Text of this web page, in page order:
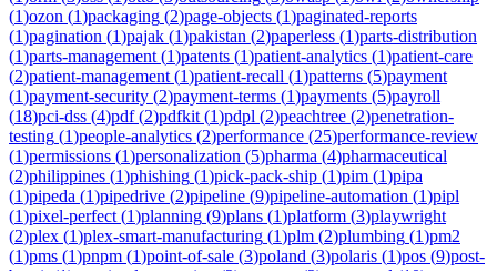
(1)ozon (1)packaging (2)page-objects (1)paginated-reports
(1)pagination (1)pajak (1)pakistan (2)paperless (1)parts-distribution
(1)parts-management (1)patents (1)patient-analytics (1)patient-care
(2)patient-management (1)patient-recall (1)patterns (5)payment
(1)payment-security (2)payment-terms (1)payments (5)payroll
(18)pci-dss (4)pdf(2)pdfkit (1)pdpl (2)peachtree (2)penetration-
testing (1)people-analytics (2)performance (25)performance-review
(1)permissions (1)personalization (5)pharma (4)pharmaceutical
(2)philippines (1)phishing (1)pick-pack-ship (1)pim (1)pipa
(1)pipeda (1)pipedrive (2)pipeline (9)pipeline-automation (1)pipl
(1)pixel-perfect (1)planning (9)plans (1)platform (3)playwright
(2)plex (1)plex-smart-manufacturing (1)plm (2)plumbing (1)pm2
(1)pms (1)pnpm (1)point-of-sale (3)poland (3)polaris (1)pos (9)post-